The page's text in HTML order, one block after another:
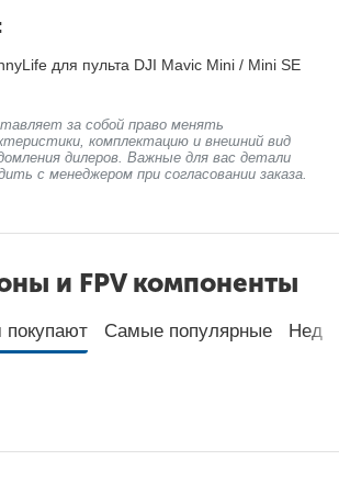
для пульта DJI Mavic Mini / Mini SE
за собой право менять
комплектацию и внешний вид
дилеров. Важные для вас детали
с менеджером при согласовании заказа.
и FPV компоненты
Самые популярные